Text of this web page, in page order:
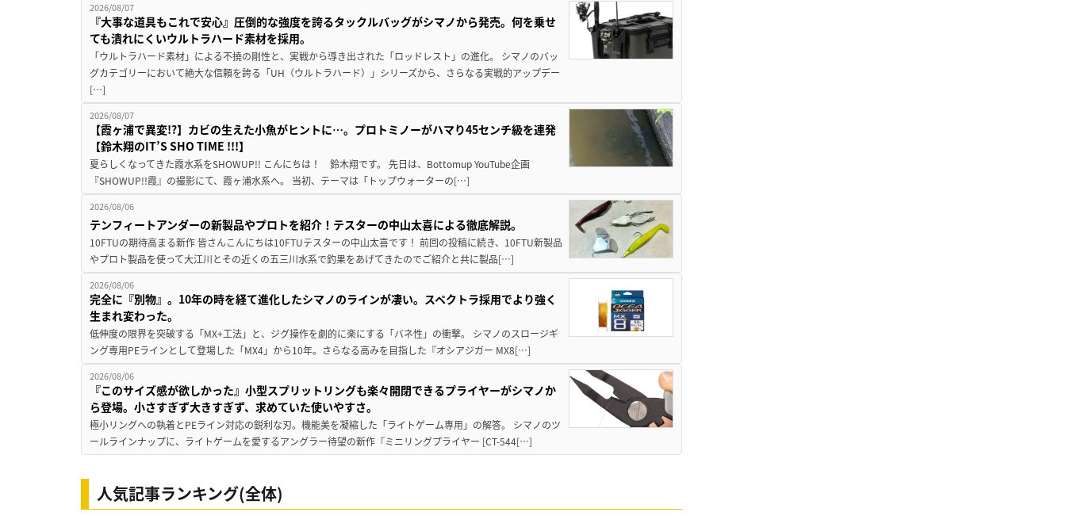
2026/08/07
『大事な道具もこれで安心』圧倒的な強度を誇るタックルバッグがシマノから発売。何を乗せ
ても潰れにくいウルトラハード素材を採用。
「ウルトラハード素材」による不撓の剛性と、実戦から導き出された「ロッドレスト」の進化。 シマノのバッ
グカテゴリーにおいて絶大な信頼を誇る「UH（ウルトラハード）」シリーズから、さらなる実戦的アップデー
[…]
2026/08/07
【霞ヶ浦で異変!?】カビの生えた小魚がヒントに…。プロトミノーがハマり45センチ級を連発
【鈴木翔のIT’S SHO TIME !!!】
夏らしくなってきた霞水系をSHOWUP!! こんにちは！ 鈴木翔です。 先日は、Bottomup YouTube企画
『SHOWUP!!霞』の撮影にて、霞ヶ浦水系へ。 当初、テーマは「トップウォーターの[…]
2026/08/06
テンフィートアンダーの新製品やプロトを紹介！テスターの中山太喜による徹底解説。
10FTUの期待高まる新作 皆さんこんにちは10FTUテスターの中山太喜です！ 前回の投稿に続き、10FTU新製品
やプロト製品を使って大江川とその近くの五三川水系で釣果をあげてきたのでご紹介と共に製品[…]
2026/08/06
完全に『別物』。10年の時を経て進化したシマノのラインが凄い。スペクトラ採用でより強く
生まれ変わった。
低伸度の限界を突破する「MX+工法」と、ジグ操作を劇的に楽にする「バネ性」の衝撃。 シマノのスロージギ
ング専用PEラインとして登場した「MX4」から10年。さらなる高みを目指した『オシアジガー MX8[…]
2026/08/06
『このサイズ感が欲しかった』小型スプリットリングも楽々開閉できるプライヤーがシマノか
ら登場。小さすぎず大きすぎず、求めていた使いやすさ。
極小リングへの執着とPEライン対応の鋭利な刃。機能美を凝縮した「ライトゲーム専用」の解答。 シマノのツ
ールラインナップに、ライトゲームを愛するアングラー待望の新作『ミニリングプライヤー [CT-544[…]
人気記事ランキング(全体)